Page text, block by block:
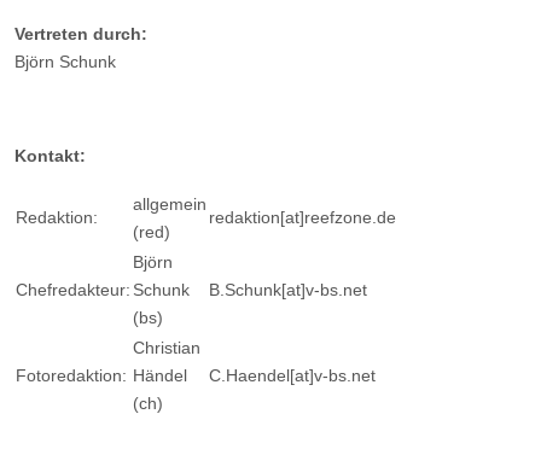
Vertreten durch:
Björn Schunk
Kontakt:
Redaktion:
allgemein
(red)
redaktion[at]reefzone.de
Chefredakteur:
Björn
Schunk
(bs)
B.Schunk[at]v-bs.net
Fotoredaktion:
Christian
Händel
(ch)
C.Haendel[at]v-bs.net